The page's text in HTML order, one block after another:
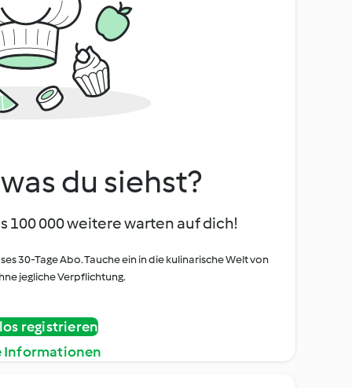
du siehst?
100 000 weitere warten auf dich!
30-Tage Abo. Tauche ein in die kulinarische Welt von
jegliche Verpflichtung.
registrieren
Informationen